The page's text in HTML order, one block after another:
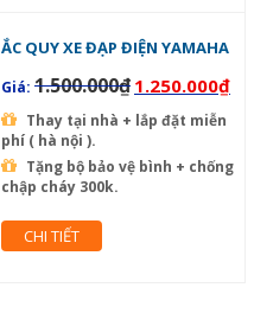
ẮC QUY XE ĐẠP ĐIỆN YAMAHA
Giá: 1.500.000₫ 1.250.000₫
Thay tại nhà + lắp đặt miễn
phí ( hà nội ).
Tặng bộ bảo vệ bình + chống
chập cháy 300k.
CHI TIẾT